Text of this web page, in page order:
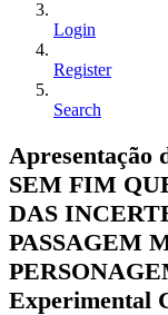
Login
Register
Search
Apresentação
SEM FIM
DAS
PASSAGEM
Experimental